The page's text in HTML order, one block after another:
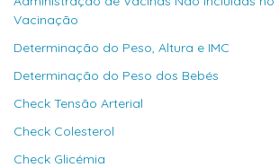
Vacinação
Determinação do Peso, Altura e IMC
Determinação do Peso dos Bebés
Check Tensão Arterial
Check Colesterol
Check Glicémia